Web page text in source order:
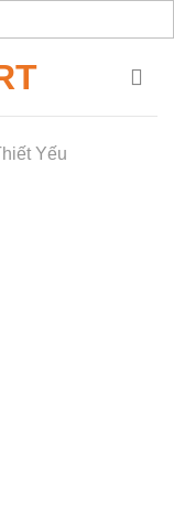
Yếu